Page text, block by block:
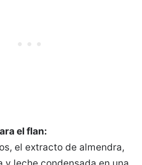
el flan:
el extracto de almendra,